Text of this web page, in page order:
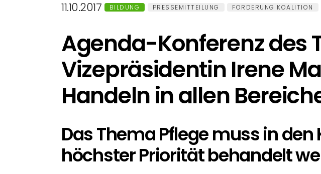
11.10.2017 BILDUNG PRESSEMITTEILUNG FORDERUNG KOALITION
Agenda-Konferenz des
Vizepräsidentin Irene
Handeln in allen
Das Thema Pflege muss in
höchster Priorität behandelt